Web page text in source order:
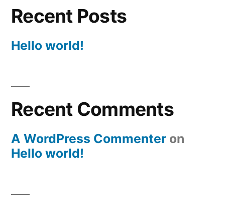
Recent Posts
Hello world!
Recent Comments
A WordPress Commenter on
Hello world!